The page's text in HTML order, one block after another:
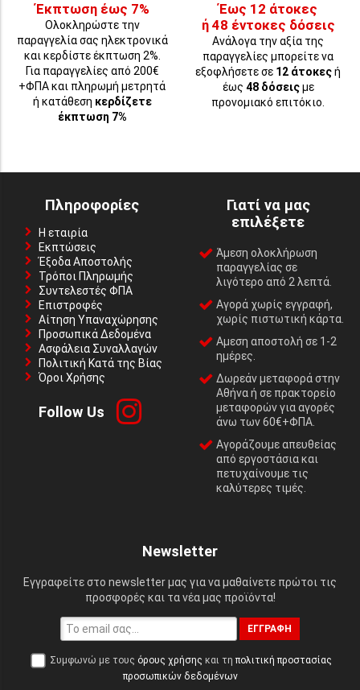
Έκπτωση έως 7%
Ολοκληρώστε την
παραγγελία σας ηλεκτρονικά
και κερδίστε έκπτωση 2%.
Για παραγγελίες από 200€
+ΦΠΑ και πληρωμή μετρητά
ή κατάθεση κερδίζετε
έκπτωση 7%
Έως 12 άτοκες
ή 48 έντοκες δόσεις
Ανάλογα την αξία της
παραγγελίες μπορείτε να
εξοφλήσετε σε 12 άτοκεςή
έως 48 δόσειςμε
προνομιακό επιτόκιο.
Πληροφορίες
Η εταιρία
Εκπτώσεις
Έξοδα Αποστολής
Τρόποι Πληρωμής
Συντελεστές ΦΠΑ
Επιστροφές
Αίτηση Υπαναχώρησης
Προσωπικά Δεδομένα
Ασφάλεια Συναλλαγών
Πολιτική Κατά της Βίας
Όροι Χρήσης
Follow Us
Γιατί να μας
επιλέξετε
Άμεση ολοκλήρωση
παραγγελίας σε
λιγότερο από 2 λεπτά.
Αγορά χωρίς εγγραφή,
χωρίς πιστωτική κάρτα.
Αμεση αποστολή σε 1-2
ημέρες.
Δωρεάν μεταφορά στην
Αθήνα ή σε πρακτορείο
μεταφορών για αγορές
άνω των 60€+ΦΠΑ.
Αγοράζουμε απευθείας
από εργοστάσια και
πετυχαίνουμε τις
καλύτερες τιμές.
Newsletter
Εγγραφείτε στο newsletter μας για να μαθαίνετε πρώτοι τις
προσφορές και τα νέα μας προϊόντα!
ΕΓΓΡΑΦΉ
Συμφωνώ με τους όρους χρήσης και τη πολιτική προστασίας
προσωπικών δεδομένων